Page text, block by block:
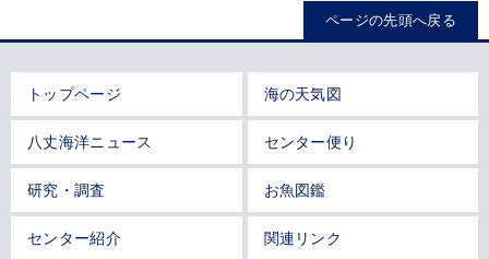
ページの先頭へ戻る
トップページ 海の天気図
八丈海洋ニュース センター便り
研究・調査 お魚図鑑
センター紹介 関連リンク